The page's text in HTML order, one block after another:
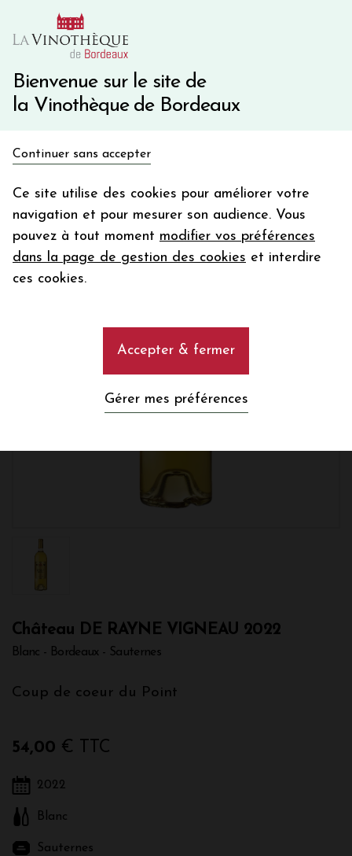
Bienvenue sur le site de
la Vinothèque de Bordeaux
Continuer sans accepter
Ce site utilise des cookies pour améliorer votre
navigation et pour mesurer son audience. Vous
pouvez à tout moment modifier vos préférences
dans la page de gestion des cookies et interdire
ces cookies.
Accepter & fermer
Gérer mes préférences
10€ de remise immédiate sur votre première commande
Une question ?
Château DE RAYNE VIGNEAU 2022
Blanc - Bordeaux - Sauternes
Coup de coeur du Point
54,00 € TTC
2022
Blanc
Sauternes
en bon d'achat
Votre
email
En m’abonnant, j’accepte de recevoir la newsletter de la